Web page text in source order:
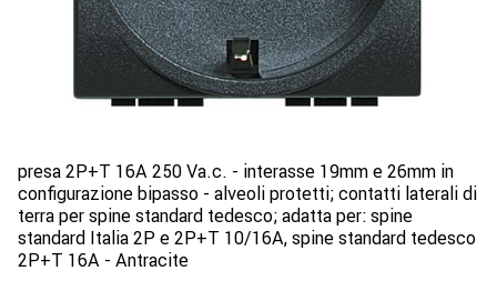
presa 2P+T 16A 250 Va.c. - interasse 19mm e 26mm in
configurazione bipasso - alveoli protetti; contatti laterali di
terra per spine standard tedesco; adatta per: spine
standard Italia 2P e 2P+T 10/16A, spine standard tedesco
2P+T 16A - Antracite